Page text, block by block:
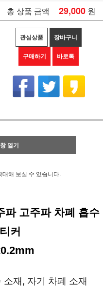
총 상품 금액 29,000 원
관심상품 장바구니
구매하기 바로톡
열기
대해 보실 수 있습니다.
파 고주파 차폐 흡수
커
소재, 자기 차폐 소재